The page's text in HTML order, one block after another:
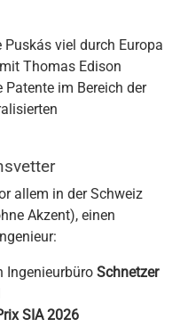
viel durch Europa
Thomas Edison
im Bereich der
allem in der Schweiz
Akzent), einen
Ingenieurbüro Schnetzer
SIA 2026